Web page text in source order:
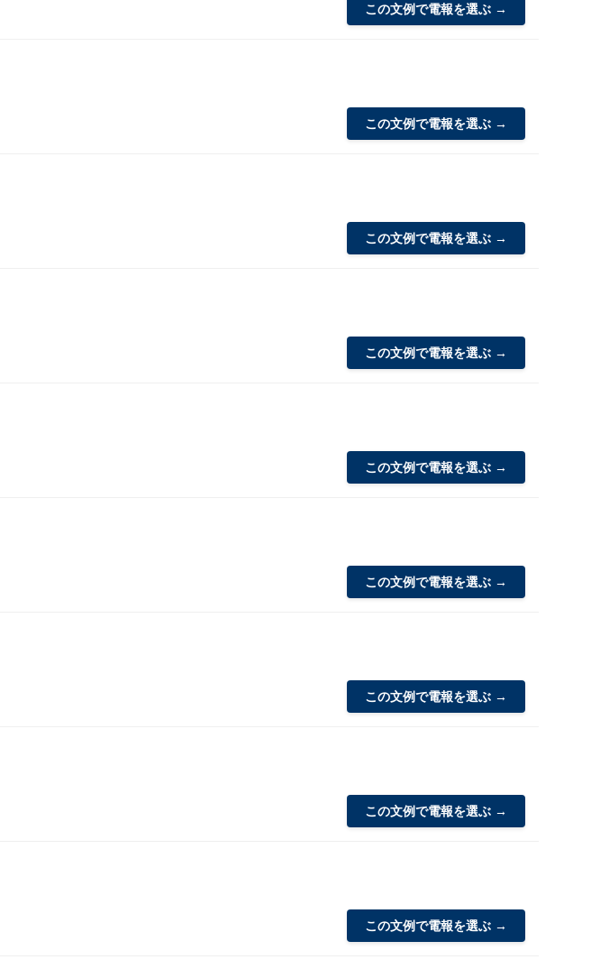
この文例で電報を選ぶ →
この文例で電報を選ぶ →
この文例で電報を選ぶ →
この文例で電報を選ぶ →
この文例で電報を選ぶ →
この文例で電報を選ぶ →
この文例で電報を選ぶ →
この文例で電報を選ぶ →
この文例で電報を選ぶ →